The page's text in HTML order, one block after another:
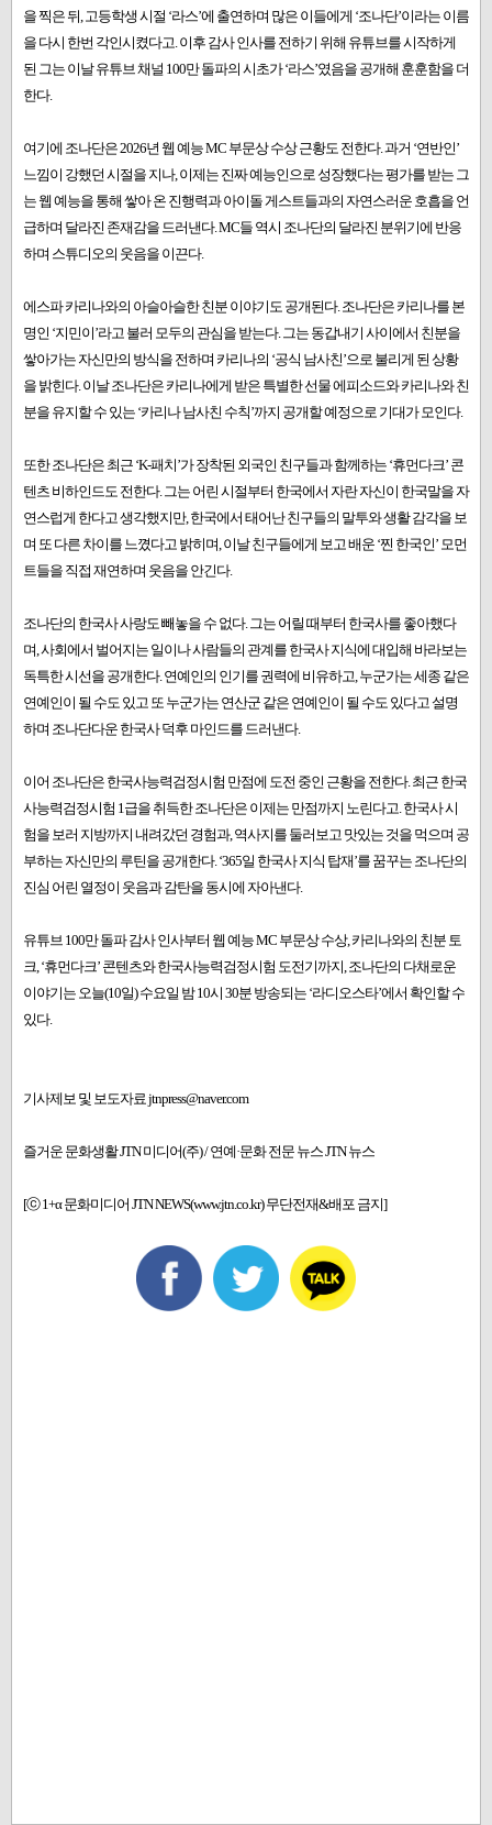
을 찍은 뒤, 고등학생 시절 ‘라스’에 출연하며 많은 이들에게 ‘조나단’이라는 이름
을 다시 한번 각인시켰다고. 이후 감사 인사를 전하기 위해 유튜브를 시작하게
된 그는 이날 유튜브 채널 100만 돌파의 시초가 ‘라스’였음을 공개해 훈훈함을 더
한다.
여기에 조나단은 2026년 웹 예능 MC 부문상 수상 근황도 전한다. 과거 ‘연반인’
느낌이 강했던 시절을 지나, 이제는 진짜 예능인으로 성장했다는 평가를 받는 그
는 웹 예능을 통해 쌓아 온 진행력과 아이돌 게스트들과의 자연스러운 호흡을 언
급하며 달라진 존재감을 드러낸다. MC들 역시 조나단의 달라진 분위기에 반응
하며 스튜디오의 웃음을 이끈다.
에스파 카리나와의 아슬아슬한 친분 이야기도 공개된다. 조나단은 카리나를 본
명인 ‘지민이’라고 불러 모두의 관심을 받는다. 그는 동갑내기 사이에서 친분을
쌓아가는 자신만의 방식을 전하며 카리나의 ‘공식 남사친’으로 불리게 된 상황
을 밝힌다. 이날 조나단은 카리나에게 받은 특별한 선물 에피소드와 카리나와 친
분을 유지할 수 있는 ‘카리나 남사친 수칙’까지 공개할 예정으로 기대가 모인다.
또한 조나단은 최근 ‘K-패치’가 장착된 외국인 친구들과 함께하는 ‘휴먼다크’ 콘
텐츠 비하인드도 전한다. 그는 어린 시절부터 한국에서 자란 자신이 한국말을 자
연스럽게 한다고 생각했지만, 한국에서 태어난 친구들의 말투와 생활 감각을 보
며 또 다른 차이를 느꼈다고 밝히며, 이날 친구들에게 보고 배운 ‘찐 한국인’ 모먼
트들을 직접 재연하며 웃음을 안긴다.
조나단의 한국사 사랑도 빼놓을 수 없다. 그는 어릴 때부터 한국사를 좋아했다
며, 사회에서 벌어지는 일이나 사람들의 관계를 한국사 지식에 대입해 바라보는
독특한 시선을 공개한다. 연예인의 인기를 권력에 비유하고, 누군가는 세종 같은
연예인이 될 수도 있고 또 누군가는 연산군 같은 연예인이 될 수도 있다고 설명
하며 조나단다운 한국사 덕후 마인드를 드러낸다.
이어 조나단은 한국사능력검정시험 만점에 도전 중인 근황을 전한다. 최근 한국
사능력검정시험 1급을 취득한 조나단은 이제는 만점까지 노린다고. 한국사 시
험을 보러 지방까지 내려갔던 경험과, 역사지를 둘러보고 맛있는 것을 먹으며 공
부하는 자신만의 루틴을 공개한다. ‘365일 한국사 지식 탑재’를 꿈꾸는 조나단의
진심 어린 열정이 웃음과 감탄을 동시에 자아낸다.
유튜브 100만 돌파 감사 인사부터 웹 예능 MC 부문상 수상, 카리나와의 친분 토
크, ‘휴먼다크’ 콘텐츠와 한국사능력검정시험 도전기까지, 조나단의 다채로운
이야기는 오늘(10일) 수요일 밤 10시 30분 방송되는 ‘라디오스타’에서 확인할 수
있다.
기사제보 및 보도자료 jtnpress@naver.com
즐거운 문화생활 JTN 미디어(주) / 연예·문화 전문 뉴스 JTN 뉴스
[ⓒ 1+α 문화미디어 JTN NEWS(www.jtn.co.kr) 무단전재&배포 금지]